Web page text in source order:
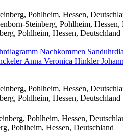
Pohlheim, Hessen,
Steinberg, Pohlheim, Hessen,
Pohlheim, Hessen, Deutschland
Nachkommen
Anna Veronica Hinkler
Pohlheim, Hessen,
Pohlheim, Hessen, Deutschland
Pohlheim, Hessen,
Pohlheim, Hessen, Deutschland